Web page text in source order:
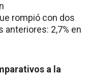
rompió con dos
2,7% en
a la